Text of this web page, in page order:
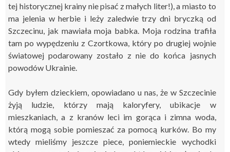
tej historycznej krainy nie pisać z małych liter!),a miasto to
ma jelenia w herbie i leży zaledwie trzy dni bryczką od
Szczecinu, jak mawiała moja babka. Moja rodzina trafiła
tam po wypędzeniu z Czortkowa, którypo drugiej wojnie
światowej podarowany zostało z nie do końca jasnych
powodów Ukrainie.
Gdy byłem dzieckiem, opowiadano u nas , że w Szczecinie
żyją ludzie, którzy mają kaloryfery, ubikacje w
mieszkaniach, a z kranów leci im gorąca i zimna woda,
którą mogą sobie pomieszać za pomocą kurków. Bo my
wtedy mieliśmy jeszczepiece,poniemieckie wychodki